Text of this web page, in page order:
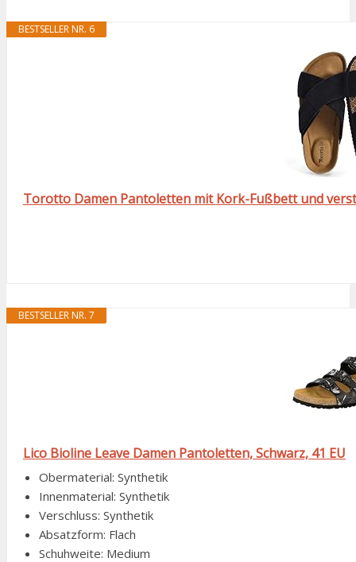
BESTSELLER NR. 6
Torotto Damen Pantoletten mit Kork-Fußbett und
BESTSELLER NR. 7
Lico Bioline Leave Damen Pantoletten, Schwarz, 41 EU
Obermaterial: Synthetik
Innenmaterial: Synthetik
Verschluss: Synthetik
Absatzform: Flach
Schuhweite: Medium